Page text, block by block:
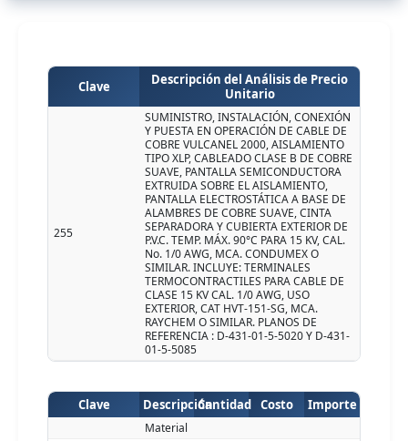
Clave
Descripción del Análisis de Precio
Unitario
255
SUMINISTRO, INSTALACIÓN, CONEXIÓN
Y PUESTA EN OPERACIÓN DE CABLE DE
COBRE VULCANEL 2000, AISLAMIENTO
TIPO XLP, CABLEADO CLASE B DE COBRE
SUAVE, PANTALLA SEMICONDUCTORA
EXTRUIDA SOBRE EL AISLAMIENTO,
PANTALLA ELECTROSTÁTICA A BASE DE
ALAMBRES DE COBRE SUAVE, CINTA
SEPARADORA Y CUBIERTA EXTERIOR DE
P.V.C. TEMP. MÁX. 90°C PARA 15 KV, CAL.
No. 1/0 AWG, MCA. CONDUMEX O
SIMILAR. INCLUYE: TERMINALES
TERMOCONTRACTILES PARA CABLE DE
CLASE 15 KV CAL. 1/0 AWG, USO
EXTERIOR, CAT HVT-151-SG, MCA.
RAYCHEM O SIMILAR. PLANOS DE
REFERENCIA : D-431-01-5-5020 Y D-431-
01-5-5085
Clave DescripciónCantidad Costo Importe
Material